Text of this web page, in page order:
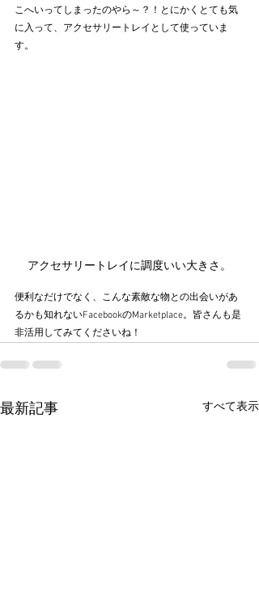
こへいってしまったのやら～？！とにかくとても気
に入って、アクセサリートレイとして使っていま
す。
アクセサリートレイに調度いい大きさ。
便利なだけでなく、こんな素敵な物との出会いがあ
るかも知れないFacebookのMarketplace。皆さんも是
非活用してみてくださいね！
最新記事 すべて表示